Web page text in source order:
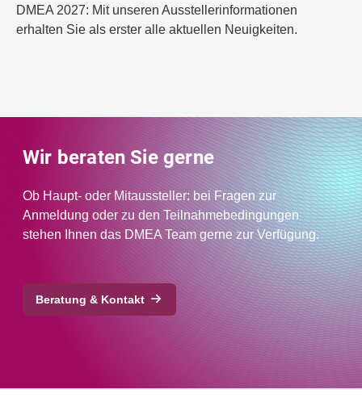
DMEA 2027: Mit unseren Ausstellerinformationen
erhalten Sie als erster alle aktuellen Neuigkeiten.
Wir beraten Sie gerne
Ob Haupt- oder Mitaussteller: bei Fragen zur
Anmeldung oder zu den Teilnahmebedingungen
stehen Ihnen das DMEA Team gerne zur Verfügung.
Beratung & Kontakt